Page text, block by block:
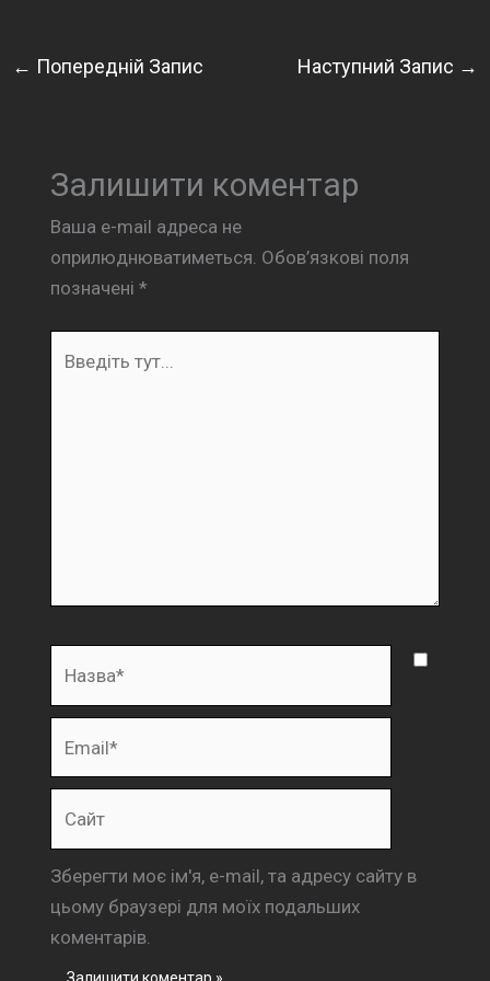
← Попередній Запис Наступний Запис →
Залишити коментар
Ваша e-mail адреса не
оприлюднюватиметься. Обов’язкові поля
позначені *
Зберегти моє ім'я, e-mail, та адресу сайту в
цьому браузері для моїх подальших
коментарів.